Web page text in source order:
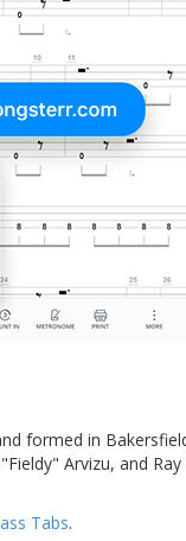
formed in
Arvizu, and
Tabs.